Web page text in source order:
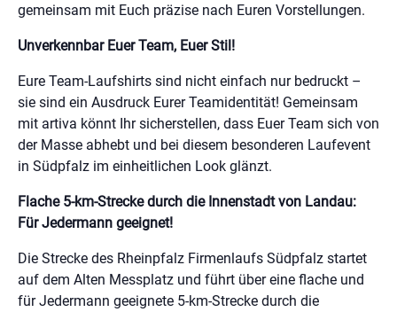
gemeinsam mit Euch präzise nach Euren Vorstellungen.
Unverkennbar Euer Team, Euer Stil!
Eure Team-Laufshirts sind nicht einfach nur bedruckt –
sie sind ein Ausdruck Eurer Teamidentität! Gemeinsam
mit artiva könnt Ihr sicherstellen, dass Euer Team sich von
der Masse abhebt und bei diesem besonderen Laufevent
in Südpfalz im einheitlichen Look glänzt.
Flache 5-km-Strecke durch die Innenstadt von Landau:
Für Jedermann geeignet!
Die Strecke des Rheinpfalz Firmenlaufs Südpfalz startet
auf dem Alten Messplatz und führt über eine flache und
für Jedermann geeignete 5-km-Strecke durch die